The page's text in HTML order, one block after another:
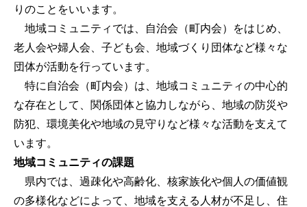
りのことをいいます。
地域コミュニティでは、自治会（町内会）をはじめ、
老人会や婦人会、子ども会、地域づくり団体など様々な
団体が活動を行っています。
特に自治会（町内会）は、地域コミュニティの中心的
な存在として、関係団体と協力しながら、地域の防災や
防犯、環境美化や地域の見守りなど様々な活動を支えて
います。
地域コミュニティの課題
県内では、過疎化や高齢化、核家族化や個人の価値観
の多様化などによって、地域を支える人材が不足し、住